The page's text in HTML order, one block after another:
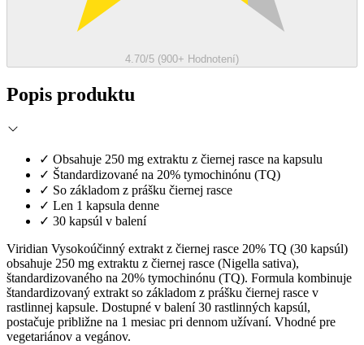
4.70/5 (900+ Hodnotení)
Popis produktu
✓ Obsahuje 250 mg extraktu z čiernej rasce na kapsulu
✓ Štandardizované na 20% tymochinónu (TQ)
✓ So základom z prášku čiernej rasce
✓ Len 1 kapsula denne
✓ 30 kapsúl v balení
Viridian Vysokoúčinný extrakt z čiernej rasce 20% TQ (30 kapsúl)
obsahuje 250 mg extraktu z čiernej rasce (Nigella sativa),
štandardizovaného na 20% tymochinónu (TQ). Formula kombinuje
štandardizovaný extrakt so základom z prášku čiernej rasce v
rastlinnej kapsule. Dostupné v balení 30 rastlinných kapsúl,
postačuje približne na 1 mesiac pri dennom užívaní. Vhodné pre
vegetariánov a vegánov.